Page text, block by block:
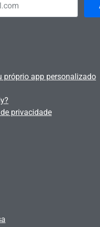
próprio app personalizado
privacidade